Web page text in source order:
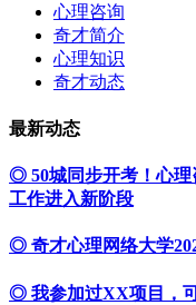
心理咨询
奇才简介
心理知识
奇才动态
最新动态
◎ 50城同步开考！心理
工作进入新阶段
◎ 奇才心理网络大学
◎ 我参加过XX项目，